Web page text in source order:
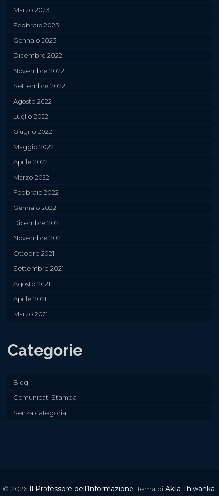
Marzo 2023
Febbraio 2023
Gennaio 2023
Dicembre 2022
Novembre 2022
Settembre 2022
Agosto 2022
Luglio 2022
Giugno 2022
Maggio 2022
Aprile 2022
Marzo 2022
Febbraio 2022
Gennaio 2022
Dicembre 2021
Novembre 2021
Ottobre 2021
Settembre 2021
Agosto 2021
Aprile 2021
Marzo 2021
Categorie
Blog
Comunicati Stampa
Senza categoria
© 2026 Il Professore dell’Informazione. Tema di Akila Thiwanka.